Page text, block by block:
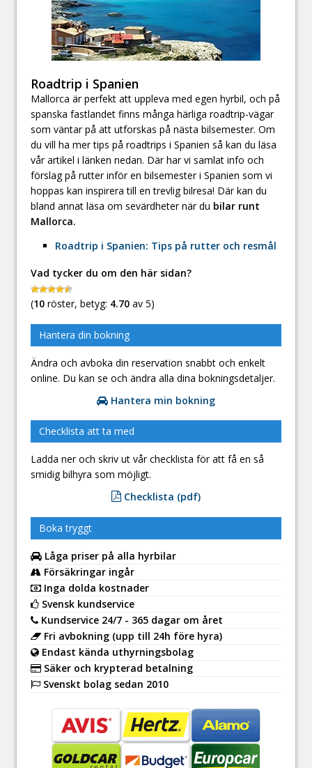
Roadtrip i Spanien
Mallorca är perfekt att uppleva med egen hyrbil, och på
spanska fastlandet finns många härliga roadtrip-vägar
som väntar på att utforskas på nästa bilsemester. Om
du vill ha mer tips på roadtrips i Spanien så kan du läsa
vår artikel i länken nedan. Där har vi samlat info och
förslag på rutter inför en bilsemester i Spanien som vi
hoppas kan inspirera till en trevlig bilresa! Där kan du
bland annat läsa om sevärdheter när du bilar runt
Mallorca.
Roadtrip i Spanien: Tips på rutter och resmål
Vad tycker du om den här sidan?
(10 röster, betyg: 4.70 av 5)
Hantera din bokning
Ändra och avboka din reservation snabbt och enkelt
online. Du kan se och ändra alla dina bokningsdetaljer.
Hantera min bokning
Checklista att ta med
Ladda ner och skriv ut vår checklista för att få en så
smidig bilhyra som möjligt.
Checklista (pdf)
Boka tryggt
Låga priser på alla hyrbilar
Försäkringar ingår
Inga dolda kostnader
Svensk kundservice
Kundservice 24/7 - 365 dagar om året
Fri avbokning (upp till 24h före hyra)
Endast kända uthyrningsbolag
Säker och krypterad betalning
Svenskt bolag sedan 2010